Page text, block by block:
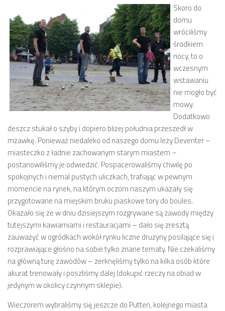
Skoro do
domu
wróciliśmy
środkiem
nocy, to o
wczesnym
wstawaniu
nie mogło być
mowy.
Dodatkowo
deszcz stukał o szyby i dopiero bliżej południa przeszedł w
mżawkę. Ponieważ niedaleko od naszego domu leży Deventer –
miasteczko z ładnie zachowanym starym miastem –
postanowiliśmy je odwiedzić. Pospacerowaliśmy chwilę po
spokojnych i niemal pustych uliczkach, trafiając w pewnym
momencie na rynek, na którym oczom naszym ukazały się
przygotowane na miejskim bruku piaskowe tory do boules.
Okazało się że w dniu dzisiejszym rozgrywane są zawody między
tutejszymi kawiarniami i restauracjami – dało się zresztą
zauważyć w ogródkach wokół rynku liczne drużyny posilające się i
rozprawiające głośno na sobie tylko znane tematy. Nie czekaliśmy
na główną turę zawodów – zerknęliśmy tylko na kilka osób które
akurat trenowały i poszliśmy dalej (dokupić rzeczy na obiad w
jedynym w okolicy czynnym sklepie).
Wieczorem wybraliśmy się jeszcze do Putten, kolejnego miasta